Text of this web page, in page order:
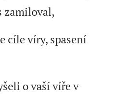
zamiloval,
cíle víry, spasení
o vaší víře v